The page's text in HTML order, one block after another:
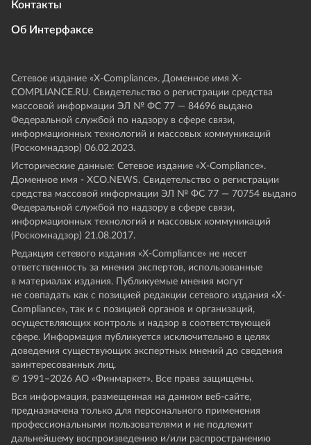
Контакты
Об Интерфаксе
Сетевое издание «Х-Compliance». Доменное имя X-
COMPLIANCE.RU. Свидетельство о регистрации средства
массовой информации ЭЛ № ФС 77 — 84696 выдано
Федеральной службой по надзору в сфере связи,
информационных технологий и массовых коммуникаций
(Роскомнадзор) 06.02.2023.
Исторические данные: Сетевое издание «Х-Compliance».
Доменное имя - XCO.NEWS. Свидетельство о регистрации
средства массовой информации ЭЛ № ФС 77 — 70754 выдано
Федеральной службой по надзору в сфере связи,
информационных технологий и массовых коммуникаций
(Роскомнадзор) 21.08.2017.
Редакция сетевого издания «X-Compliance» не несет
ответственность за мнения экспертов, использованные
в материалах издания. Публикуемые мнения могут
не совпадать как с позицией редакции сетевого издания «X-
Compliance», так и с позицией органов и организаций,
осуществляющих контроль и надзор в соответствующей
сфере. Информация публикуется исключительно в целях
доведения существующих экспертных мнений до сведения
заинтересованных лиц.
© 1991–2026 АО «Финмаркет». Все права защищены.
Вся информация, размещенная на данном веб-сайте,
предназначена только для персонального применения
профессиональными пользователями и не подлежит
дальнейшему воспроизведению и/или распространению